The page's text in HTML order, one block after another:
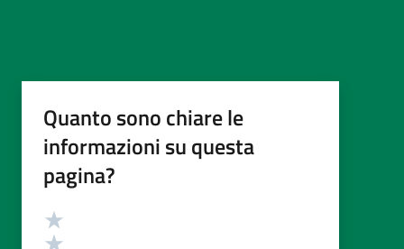
Quanto sono chiare le
informazioni su questa
pagina?
Valutazione